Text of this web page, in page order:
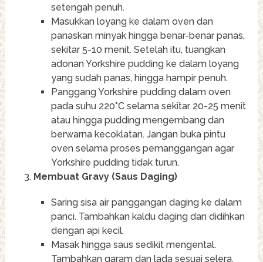
setengah penuh.
Masukkan loyang ke dalam oven dan
panaskan minyak hingga benar-benar panas,
sekitar 5-10 menit. Setelah itu, tuangkan
adonan Yorkshire pudding ke dalam loyang
yang sudah panas, hingga hampir penuh.
Panggang Yorkshire pudding dalam oven
pada suhu 220°C selama sekitar 20-25 menit
atau hingga pudding mengembang dan
berwarna kecoklatan. Jangan buka pintu
oven selama proses pemanggangan agar
Yorkshire pudding tidak turun.
Membuat Gravy (Saus Daging)
Saring sisa air panggangan daging ke dalam
panci. Tambahkan kaldu daging dan didihkan
dengan api kecil.
Masak hingga saus sedikit mengental.
Tambahkan garam dan lada sesuai selera,